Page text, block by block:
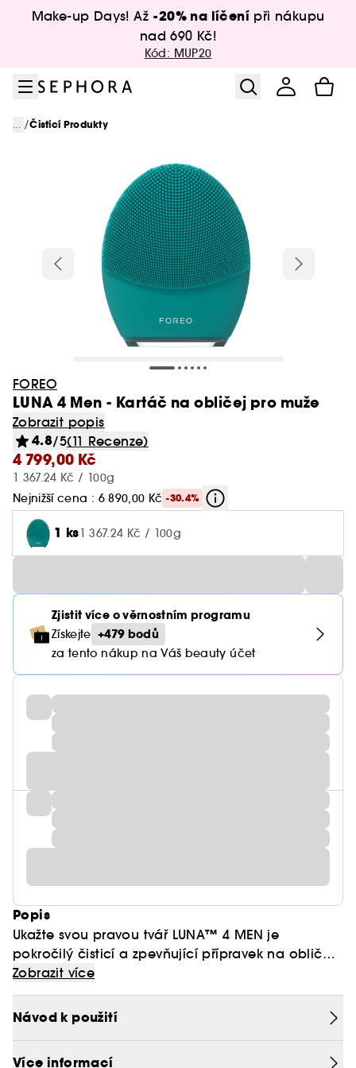
Přejít na hlavní obsah
Make-up Days! Až -20% na líčení při nákupu
nad 690 Kč!
Kód: MUP20
... /Čistící Produkty
FOREO
LUNA 4 Men - Kartáč na obličej pro muže
Zobrazit popis
4.8/5(11 Recenze)
4 799,00 Kč
1 367.24 Kč / 100g
Nejnižší cena : 6 890,00 Kč -30.4%
1 ks1 367.24 Kč / 100g
Zjistit více o věrnostním programu
Získejte +479 bodů
za tento nákup na Váš beauty účet
Popis
Ukažte svou pravou tvář LUNA™ 4 MEN je
pokročilý čisticí a zpevňující přípravek na obličej
2 v 1. Je nezbytný pro správnou čisticí rutinu -
zejména před holením. Díky třem režimům čištění:
jemnému, standardnímu a hloubkovému, si
můžete péči o pleť přizpůsobit svým preferencím.
Zobrazit více
Návod k použití
Více informací